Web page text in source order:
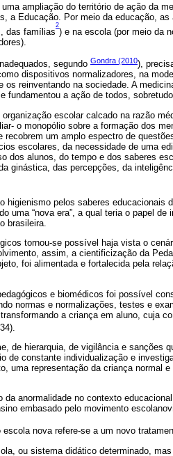
ampliação do território de ação da
a Educação. Por meio da educação,
das famílias
2
) e na escola (por meio da
segundo Gondra (2010),
dispositivos normalizadores, na
os reinventando na sociedade. A
fundamentou a ação de todos,
escolar calcado na razão
o monopólio sobre a formação dos
um amplo espectro de
escolares, da necessidade de uma
dos alunos, do tempo e dos saberes
ginástica, das percepções, da
higienismo pelos saberes educacionais
uma “nova era”, a qual teria o papel
brasileira.
tornou-se possível haja vista o
assim, a cientificização da
foi alimentada e fortalecida pela
e biomédicos foi possível
normas e normalizações, testes e
a criança em aluno, cuja
de hierarquia, de vigilância e sanções
de constante individualização e
uma representação da criança normal
anormalidade no contexto
embasado pelo movimento
escola nova refere-se a um novo
ou sistema didático determinado,